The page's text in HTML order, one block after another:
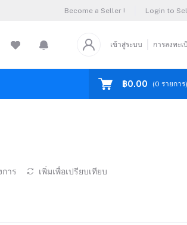
Become a Seller ! Login to
เข้าสู่ระบบ การลงทะเ
฿0.00 (0 รายการ)
การ เพิ่มเพื่อเปรียบเทียบ